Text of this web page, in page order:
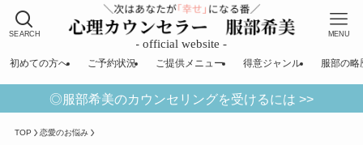
SEARCH MENU
初めての方へ ご予約状況 ご提供メニュー 得意ジャンル 服部の略
◎服部希美のカウンセリングを受けるには >>
TOP 恋愛のお悩み